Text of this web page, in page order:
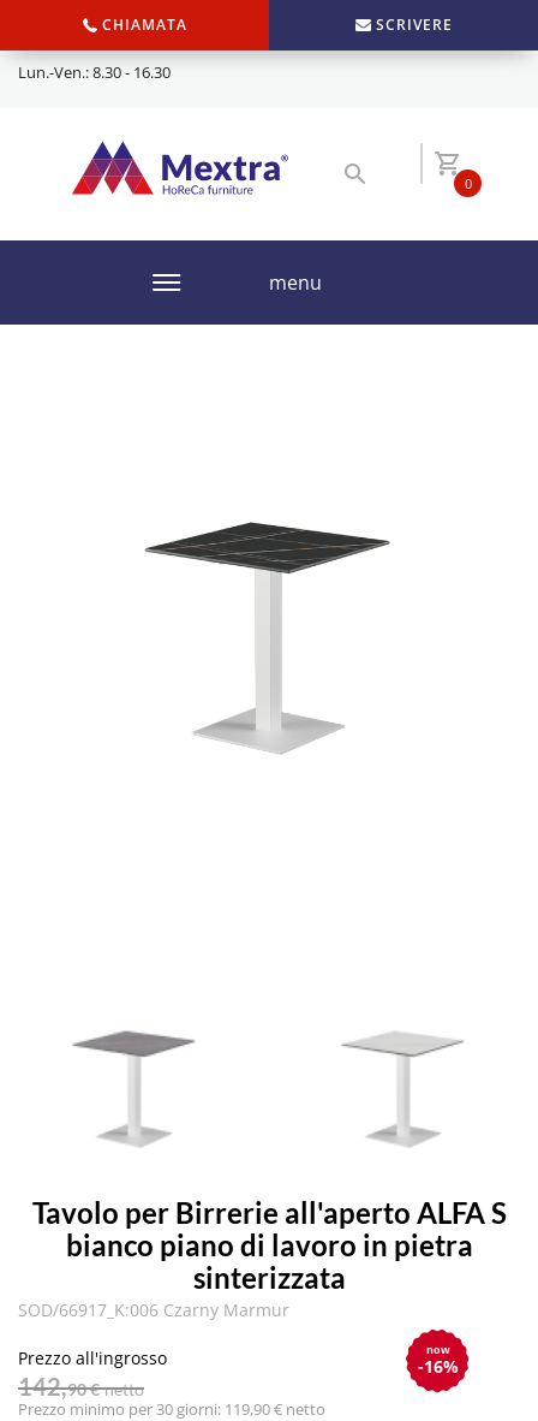
CHIAMATA SCRIVERE
Lun.-Ven.: 8.30 - 16.30
0
menu
Tavolo per Birrerie all'aperto ALFA S
bianco piano di lavoro in pietra
sinterizzata
SOD/66917_K:006 Czarny Marmur
Prezzo all'ingrosso
142,90 € netto
now
-16%
Prezzo minimo per 30 giorni: 119,90 € netto